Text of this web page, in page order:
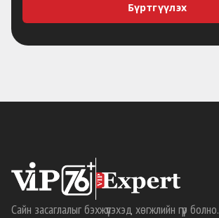
Бүртгүүлэх
Сайн засаглалыг бэхжүүлэхэд хөгжлийн гүүр болно.